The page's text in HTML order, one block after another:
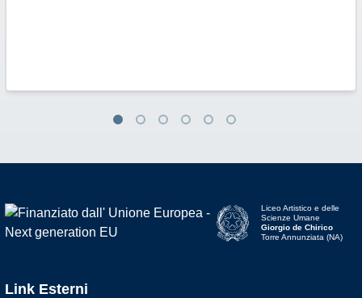
Liceo Artistico e delle
Scienze Umane
Giorgio de Chirico
Torre Annunziata (NA)
Link Esterni